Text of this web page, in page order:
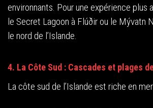
environnants. Pour une expérience plus
le Secret Lagoon à Flúðir ou le Mývatn
le nord de l’Islande.
4. La Côte Sud : Cascades et plages
La côte sud de l’Islande est riche en